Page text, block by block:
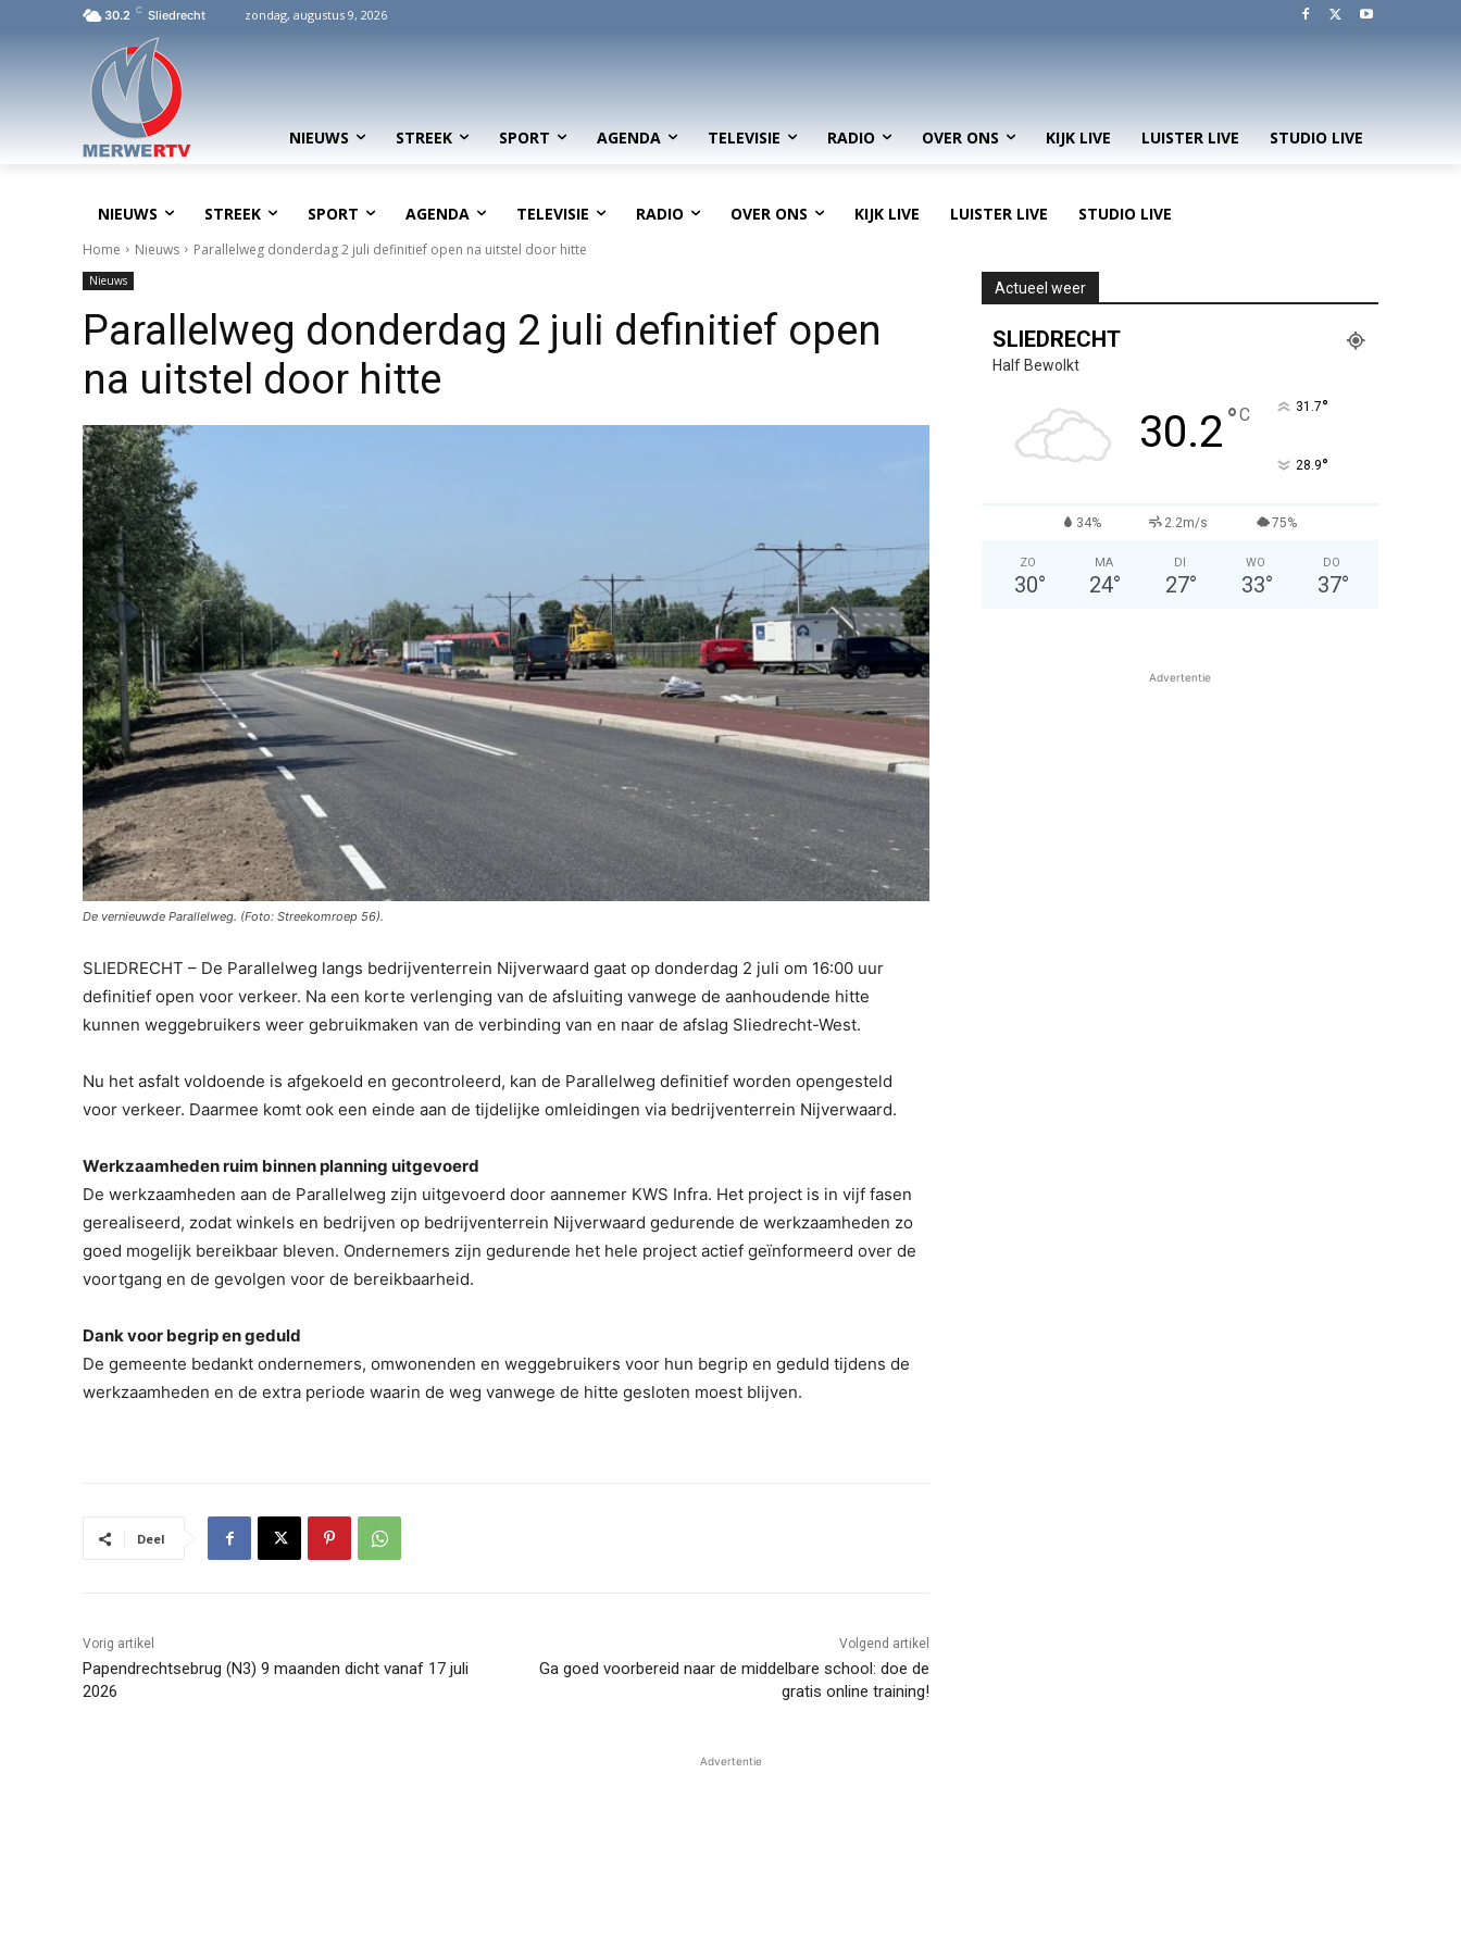
30.2 C Sliedrecht zondag, augustus 9, 2026
NIEUWS STREEK SPORT AGENDA TELEVISIE RADIO OVER ONS KIJK LIVE LUISTER LIVE STUDIO LIVE
NIEUWS STREEK SPORT AGENDA TELEVISIE RADIO OVER ONS KIJK LIVE LUISTER LIVE STUDIO LIVE
Home Nieuws Parallelweg donderdag 2 juli definitief open na uitstel door hitte
Nieuws
Parallelweg donderdag 2 juli definitief open
na uitstel door hitte
De vernieuwde Parallelweg. (Foto: Streekomroep 56).
SLIEDRECHT – De Parallelweg langs bedrijventerrein Nijverwaard gaat op donderdag 2 juli om 16:00 uur
definitief open voor verkeer. Na een korte verlenging van de afsluiting vanwege de aanhoudende hitte
kunnen weggebruikers weer gebruikmaken van de verbinding van en naar de afslag Sliedrecht-West.
Nu het asfalt voldoende is afgekoeld en gecontroleerd, kan de Parallelweg definitief worden opengesteld
voor verkeer. Daarmee komt ook een einde aan de tijdelijke omleidingen via bedrijventerrein Nijverwaard.
Werkzaamheden ruim binnen planning uitgevoerd
De werkzaamheden aan de Parallelweg zijn uitgevoerd door aannemer KWS Infra. Het project is in vijf fasen
gerealiseerd, zodat winkels en bedrijven op bedrijventerrein Nijverwaard gedurende de werkzaamheden zo
goed mogelijk bereikbaar bleven. Ondernemers zijn gedurende het hele project actief geïnformeerd over de
voortgang en de gevolgen voor de bereikbaarheid.
Dank voor begrip en geduld
De gemeente bedankt ondernemers, omwonenden en weggebruikers voor hun begrip en geduld tijdens de
werkzaamheden en de extra periode waarin de weg vanwege de hitte gesloten moest blijven.
Deel
Vorig artikel
Papendrechtsebrug (N3) 9 maanden dicht vanaf 17 juli
2026
Volgend artikel
Ga goed voorbereid naar de middelbare school: doe de
gratis online training!
Actueel weer
SLIEDRECHT
Half Bewolkt
30.2°C 31.7°
28.9°
34% 2.2m/s 75%
ZO
30°
MA
24°
DI
27°
WO
33°
DO
37°
Advertentie
Advertentie